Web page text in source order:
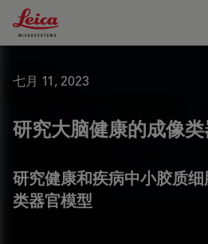
Leica Microsystems Logo
七月 11, 2023
研究大脑健康的成像
研究健康和疾病中小胶质
类器官模型